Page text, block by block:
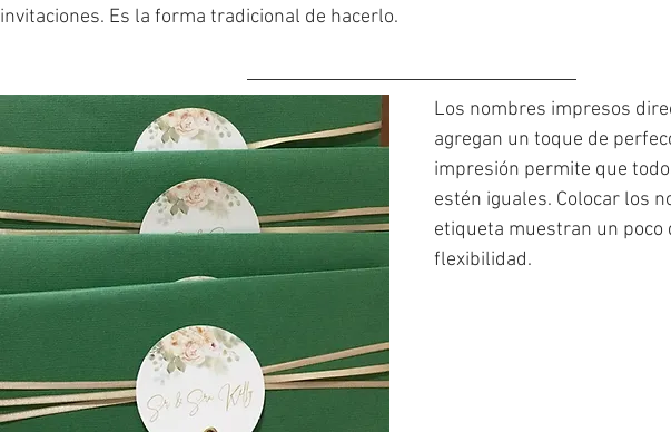
invitaciones. Es la forma tradicional de hacerlo.
Los nombres impresos
agregan un toque de
impresión permite que
estén iguales. Colocar los
etiqueta muestran un poco
flexibilidad.